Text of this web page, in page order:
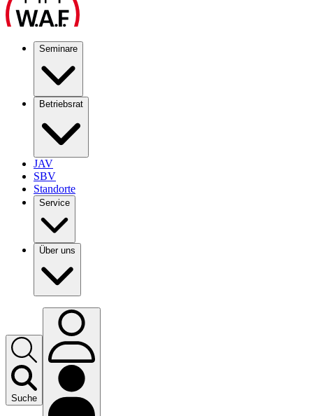
Seminare
Betriebsrat
JAV
SBV
Standorte
Service
Über uns
Suche